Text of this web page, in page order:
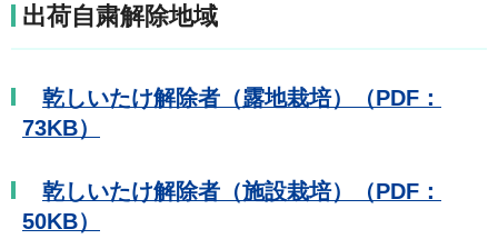
出荷自粛解除地域
乾しいたけ解除者（露地栽培）（PDF：
73KB）
乾しいたけ解除者（施設栽培）（PDF：
50KB）